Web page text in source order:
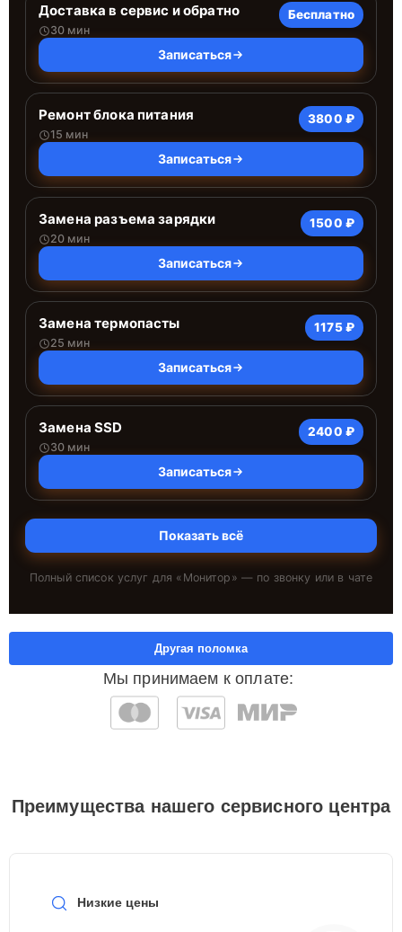
Доставка в сервис и обратно
30 мин
Бесплатно
Записаться
Ремонт блока питания
15 мин
3800 ₽
Записаться
Замена разъема зарядки
20 мин
1500 ₽
Записаться
Замена термопасты
25 мин
1175 ₽
Записаться
Замена SSD
30 мин
2400 ₽
Записаться
Показать всё
Полный список услуг для « Монитор » — по звонку или в чате
Мы принимаем к оплате:
Другая поломка
Преимущества нашего сервисного центра
Низкие цены